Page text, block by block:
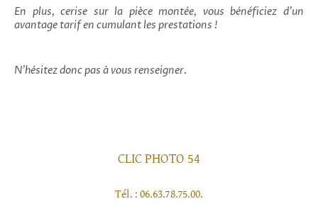
En plus, cerise sur la pièce montée, vous bénéficiez d'un
avantage tarif en cumulant les prestations !
N'hésitez donc pas à vous renseigner.
CLIC PHOTO 54
Tél. : 06.63.78.75.00.